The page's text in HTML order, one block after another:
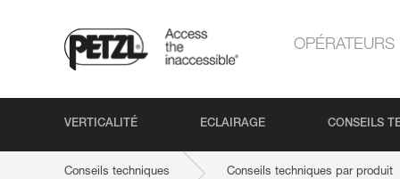
OPÉRATEURS
VERTICALITÉ ECLAIRAGE CONSEILS
Conseils techniques Conseils techniques par produit